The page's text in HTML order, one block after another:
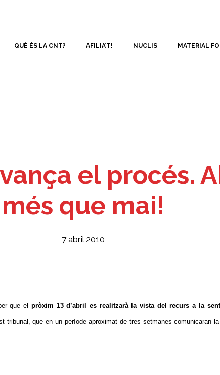
QUÈ ÉS LA CNT? AFILIA’T! NUCLIS MATERIAL
el procés.
més que mai!
7 abril 2010
que el pròxim 13 d’abril es realitzarà la vista del recurs a la
tribunal, que en un període aproximat de tres setmanes